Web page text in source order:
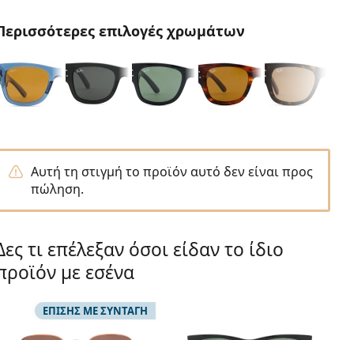
επιλογές χρωμάτων
Αυτή τη στιγμή το προϊόν αυτό δεν είναι προς
πώληση.
τι επέλεξαν όσοι είδαν το ίδιο
με εσένα
ΕΠΊΣΗΣ ΜΕ ΣΥΝΤΑΓΉ